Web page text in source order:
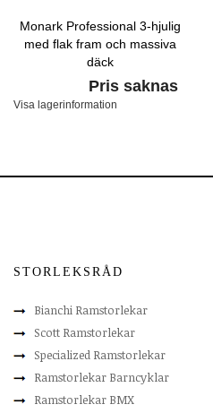
Monark Professional 3-hjulig
med flak fram och massiva
däck
Pris saknas
Visa lagerinformation
STORLEKSRÅD
Bianchi Ramstorlekar
Scott Ramstorlekar
Specialized Ramstorlekar
Ramstorlekar Barncyklar
Ramstorlekar BMX